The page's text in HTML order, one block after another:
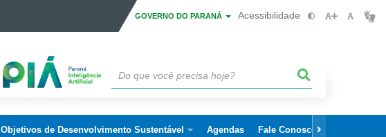
GOVERNO DO PARANÁ Acessibilidade
Objetivos de Desenvolvimento Sustentável Agendas Fale Conosco